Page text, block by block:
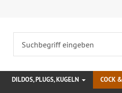
DILDOS, PLUGS, KUGELN COCK